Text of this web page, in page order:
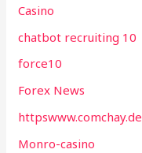
Casino
chatbot recruiting 10
force10
Forex News
httpswww.comchay.de
Monro-casino